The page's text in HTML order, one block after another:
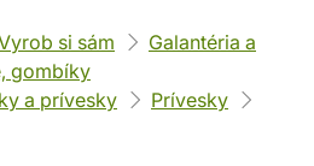
si sám
Galantéria a
gombíky
a prívesky
Prívesky